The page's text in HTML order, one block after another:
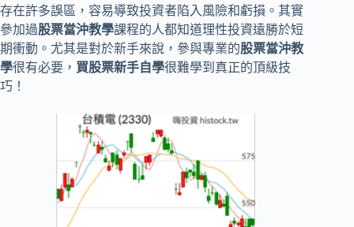
存在許多誤區，容易導致投資者陷入風險和虧損。其實
參加過股票當沖教學課程的人都知道理性投資遠勝於短
期衝動。尤其是對於新手來說，參與專業的股票當沖教
學很有必要， 買股票新手自學很難學到真正的頂級技
巧！